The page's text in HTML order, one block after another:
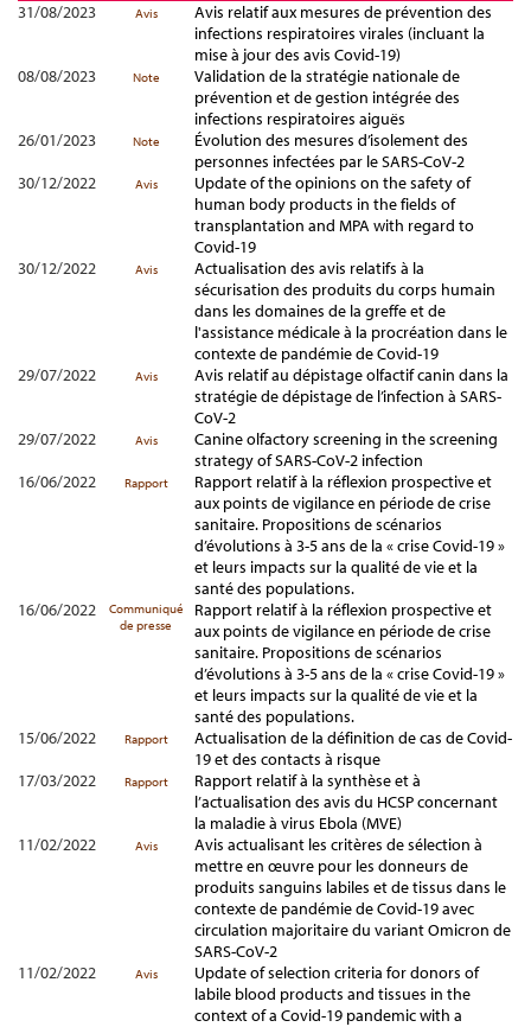
31/08/2023
Avis
Avis relatif aux mesures de prévention des
infections respiratoires virales (incluant la
mise à jour des avis Covid-19)
08/08/2023
Note
Validation de la stratégie nationale de
prévention et de gestion intégrée des
infections respiratoires aiguës
26/01/2023
Note
Évolution des mesures d’isolement des
personnes infectées par le SARS-CoV-2
30/12/2022
Avis
Update of the opinions on the safety of
human body products in the fields of
transplantation and MPA with regard to
Covid-19
30/12/2022
Avis
Actualisation des avis relatifs à la
sécurisation des produits du corps humain
dans les domaines de la greffe et de
l'assistance médicale à la procréation dans le
contexte de pandémie de Covid-19
29/07/2022
Avis
Avis relatif au dépistage olfactif canin dans la
stratégie de dépistage de l’infection à SARS-
CoV-2
29/07/2022
Avis
Canine olfactory screening in the screening
strategy of SARS-CoV-2 infection
16/06/2022
Rapport
Rapport relatif à la réflexion prospective et
aux points de vigilance en période de crise
sanitaire. Propositions de scénarios
d’évolutions à 3-5 ans de la « crise Covid-19 »
et leurs impacts sur la qualité de vie et la
santé des populations.
16/06/2022
Communiqué
de presse
Rapport relatif à la réflexion prospective et
aux points de vigilance en période de crise
sanitaire. Propositions de scénarios
d’évolutions à 3-5 ans de la « crise Covid-19 »
et leurs impacts sur la qualité de vie et la
santé des populations.
15/06/2022
Rapport
Actualisation de la définition de cas de Covid-
19 et des contacts à risque
17/03/2022
Rapport
Rapport relatif à la synthèse et à
l’actualisation des avis du HCSP concernant
la maladie à virus Ebola (MVE)
11/02/2022
Avis
Avis actualisant les critères de sélection à
mettre en œuvre pour les donneurs de
produits sanguins labiles et de tissus dans le
contexte de pandémie de Covid-19 avec
circulation majoritaire du variant Omicron de
SARS-CoV-2
11/02/2022
Avis
Update of selection criteria for donors of
labile blood products and tissues in the
context of a Covid-19 pandemic with a